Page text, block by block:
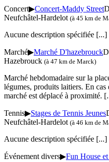
Concert▶Concert-Maddy Street
Neufchâtel-Hardelot (à 45 km de
Aucune description spécifiée [...]
Marché▶Marché D'hazebrouck
Hazebrouck (à 47 km de Marck)
Marché hebdomadaire sur la
légumes, produits laitiers. En
marché est déplacé à proximité.
Tennis▶Stages de Tennis Jeunes
Neufchâtel-Hardelot (à 46 km de
Aucune description spécifiée [...]
Événement divers▶Fun House